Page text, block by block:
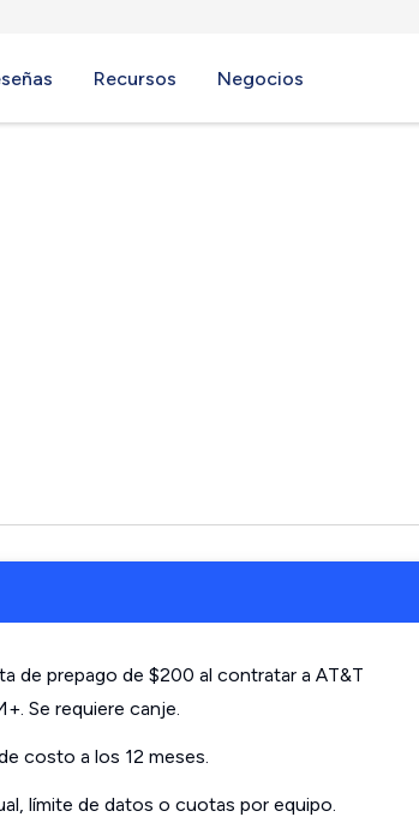
Recursos Negocios
de prepago de $200 al contratar a AT&T
Se requiere canje.
costo a los 12 meses.
límite de datos o cuotas por equipo.